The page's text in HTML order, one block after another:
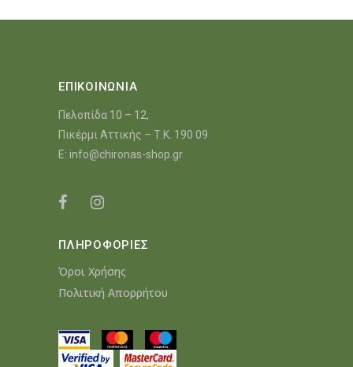
ΕΠΙΚΟΙΝΩΝΙΑ
Πελοπίδα 10 – 12,
Πικέρμι Αττικής – Τ.Κ. 190 09
E: info@chironas-shop.gr
ΠΛΗΡΟΦΟΡΙΕΣ
Όροι Χρήσης
Πολιτική Απορρήτου